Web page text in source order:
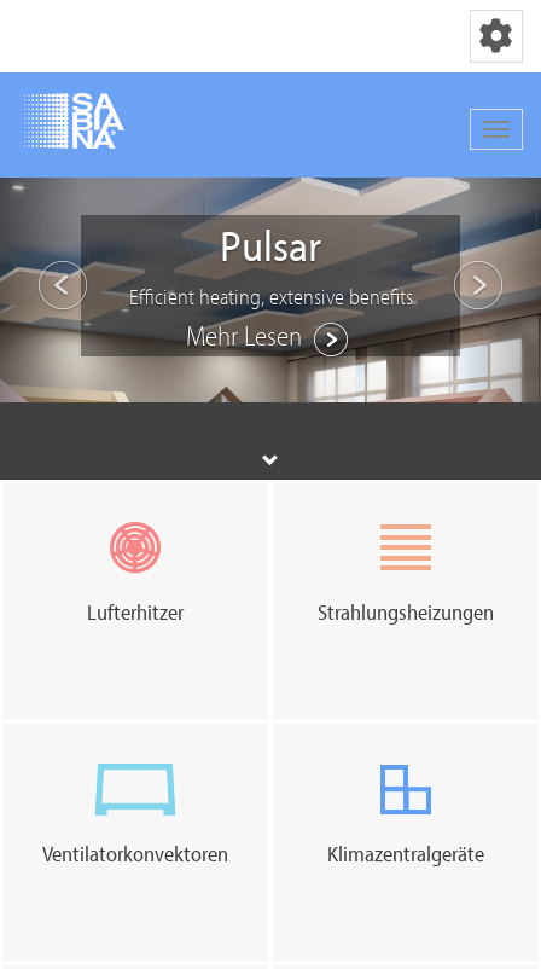
Direkt
Pulsar
Efficient heating, extensive benefits
Mehr Lesen
Lufterhitzer Strahlungsheizungen
Ventilatorkonvektoren Klimazentralgeräte